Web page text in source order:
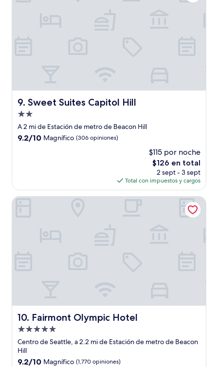
9. Sweet Suites Capitol Hill
Sweet Suites Capitol Hill
Propiedad
de
2.0
A 2 mi de Estación de metro de Beacon Hill
9.2
9.2/10 Magnífico (306 opiniones)
$115 por noche
El
precio
actual
es
de
$126 en total
2 sept - 3 sept
Total con impuestos y cargos
10. Fairmont Olympic Hotel
Fairmont Olympic Hotel
Propiedad
de
5.0
estrellas
Centro de Seattle, a 2.2 mi de Estación de metro de Beacon
Hill
9.2
9.2/10 Magnífico (1,770 opiniones)
Fairmont Olympic Hotel